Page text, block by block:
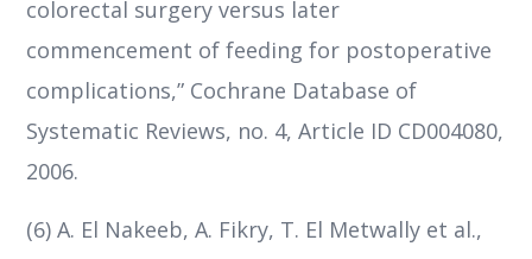
colorectal surgery versus later
commencement of feeding for postoperative
complications,” Cochrane Database of
Systematic Reviews, no. 4, Article ID CD004080,
2006.
(6) A. El Nakeeb, A. Fikry, T. El Metwally et al.,